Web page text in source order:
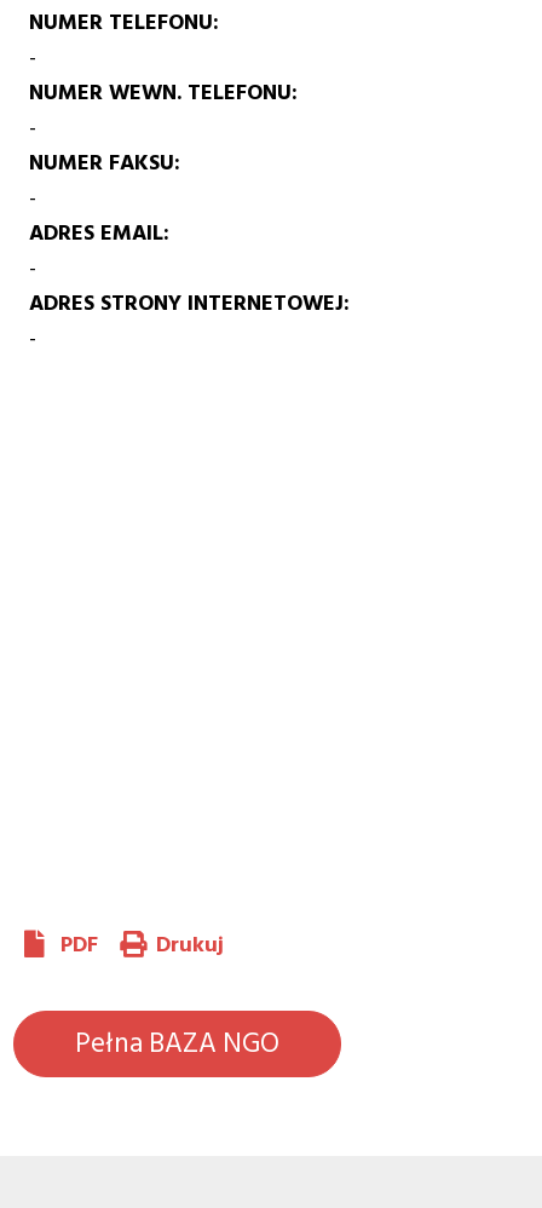
NUMER TELEFONU
-
NUMER WEWN. TELEFONU
-
NUMER FAKSU
-
ADRES EMAIL
-
ADRES STRONY INTERNETOWEJ
-
PDF Drukuj
Pełna BAZA NGO